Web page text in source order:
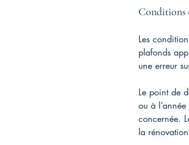
Conditions
Les
plafonds
une erreur
Le point de
ou à
concernée.
la